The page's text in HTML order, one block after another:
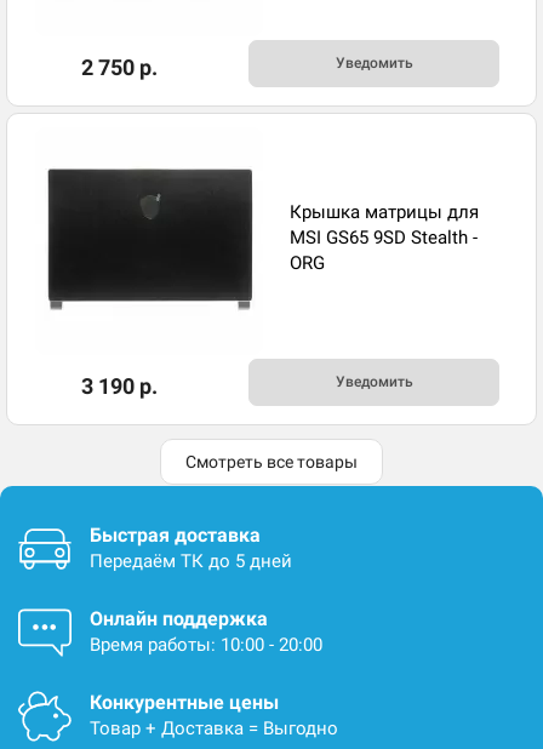
2 750 р. Уведомить
Крышка матрицы для
MSI GS65 9SD Stealth -
ORG
3 190 р. Уведомить
Смотреть все товары
Быстрая доставка
Передаём ТК до 5 дней
Онлайн поддержка
Время работы: 10:00 - 20:00
Конкурентные цены
Товар + Доставка = Выгодно